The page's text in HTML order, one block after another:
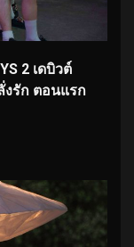
2 เดบิวต์
งรัก ตอนแรก